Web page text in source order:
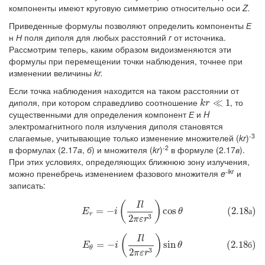
компоненты имеют круговую симметрию относительно оси Z.
Приведенные формулы позволяют определить компоненты Е
н Н поля диполя для любых расстояний rот источника.
Рассмотрим теперь, каким образом видоизменяются эти
формулы при перемещении точки наблюдения, точнее при
изменении величины kr.
Если точка наблюдения находится на таком расстоянии от
диполя, при котором справедливо соотношение kr ≪ 1
kr≪1
, то
существенными для определения компонентЕи H
электромагнитного поля излучения диполя становятся
слагаемые, учитывающие только изменение множителей (kr)-3
в формулах (2.17а, б) и множителя (kr)-2 в формуле (2.17в).
При этих условиях, определяющих ближнюю зону излучения,
можно пренебречь изменением фазового множителя e-ikr и
записать:
Er = −i ( Il
2πεr3 ) cos θ (2.18а)
(2.18а) Er =− l2π r3 θ
Eθ = −i ( Il
2πεr3 ) sinθ (2.18б)
(2.18б) θ = Il2 r3 sin θ